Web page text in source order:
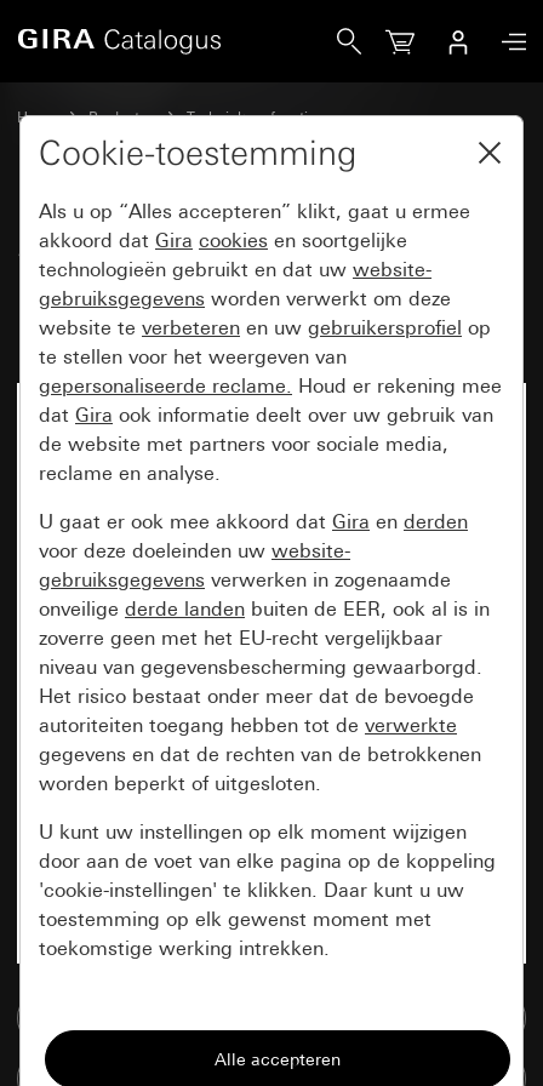
Home Producten
Techniek en functies
System 3000 DALI, overige electronica
System 3000 opzetstuk
bewegingsmelder 1,10 m
Komfort BT System 55
Cookie-toestemming
Als u op “Alles accepteren” klikt, gaat u ermee
akkoord dat Gira cookies en soortgelijke
technologieën gebruikt en dat uw website-
gebruiksgegevens worden verwerkt om deze
website te verbeteren en uw gebruikersprofiel op
te stellen voor het weergeven van
gepersonaliseerde reclame. Houd er rekening mee
dat Gira ook informatie deelt over uw gebruik van
de website met partners voor sociale media,
reclame en analyse.
U gaat er ook mee akkoord dat Gira en derden
voor deze doeleinden uw website-
gebruiksgegevens verwerken in zogenaamde
onveilige derde landen buiten de EER, ook al is in
zoverre geen met het EU-recht vergelijkbaar
niveau van gegevensbescherming gewaarborgd.
Het risico bestaat onder meer dat de bevoegde
autoriteiten toegang hebben tot de verwerkte
gegevens en dat de rechten van de betrokkenen
worden beperkt of uitgesloten.
U kunt uw instellingen op elk moment wijzigen
door aan de voet van elke pagina op de koppeling
'cookie-instellingen' te klikken. Daar kunt u uw
toestemming op elk gewenst moment met
toekomstige werking intrekken.
Alle cookies die wij nodig hebben om de